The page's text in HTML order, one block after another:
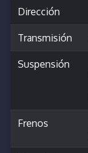
Dirección
Transmisión
Suspensión
Frenos